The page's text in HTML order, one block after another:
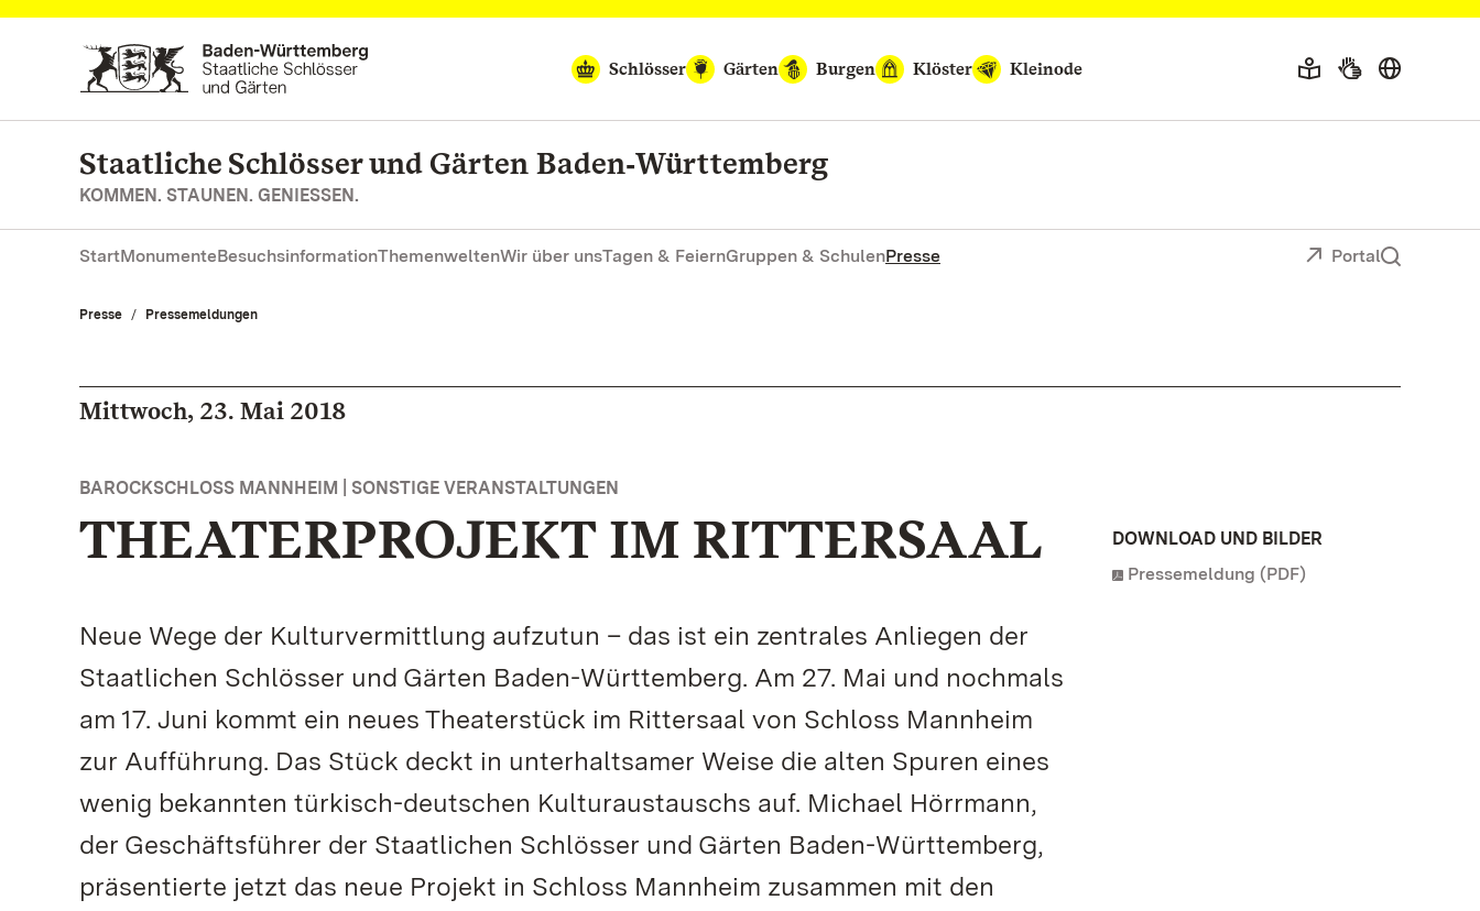
Zum Hauptinhalt springen
Schlösser
Gärten Burgen Klöster Kleinode
Staatliche Schlösser und Gärten Baden‑Württemberg
KOMMEN. STAUNEN. GENIESSEN.
StartMonumenteBesuchsinformationThemenweltenWir über unsTagen & FeiernGruppen & SchulenPresse Portal
Presse Pressemeldungen
Mittwoch, 23. Mai 2018
BAROCKSCHLOSS MANNHEIM | SONSTIGE VERANSTALTUNGEN
THEATERPROJEKT IM RITTERSAAL
Neue Wege der Kulturvermittlung aufzutun – das ist ein zentrales Anliegen der
Staatlichen Schlösser und Gärten Baden-Württemberg. Am 27. Mai und nochmals
am 17. Juni kommt ein neues Theaterstück im Rittersaal von Schloss Mannheim
zur Aufführung. Das Stück deckt in unterhaltsamer Weise die alten Spuren eines
wenig bekannten türkisch-deutschen Kulturaustauschs auf. Michael Hörrmann,
der Geschäftsführer der Staatlichen Schlösser und Gärten Baden-Württemberg,
präsentierte jetzt das neue Projekt in Schloss Mannheim zusammen mit den
DOWNLOAD UND BILDER
Pressemeldung (PDF)